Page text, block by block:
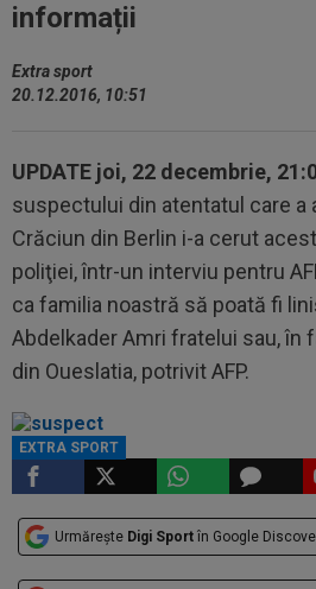
informații
Extra sport
20.12.2016, 10:51
UPDATE joi, 22 decembrie,
suspectului din atentatul care a
Crăciun din Berlin i-a cerut
poliţiei, într-un interviu pentru
ca familia noastră să poată fi
Abdelkader Amri fratelui sau, în
din Oueslatia, potrivit AFP.
EXTRA SPORT
Urmărește Digi Sport în Google